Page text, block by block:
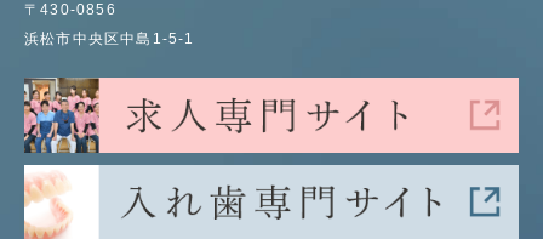
〒430-0856
浜松市中央区中島1-5-1